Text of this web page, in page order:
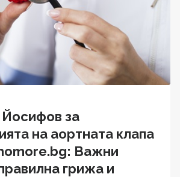
за
на аортната клапа
Важни
грижа и